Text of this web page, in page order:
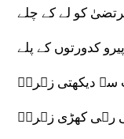
کو لے کے چلے
کدورتوں کے پلے
سے دیکھتی زہراؑ
رہی کھڑی زہراؑ